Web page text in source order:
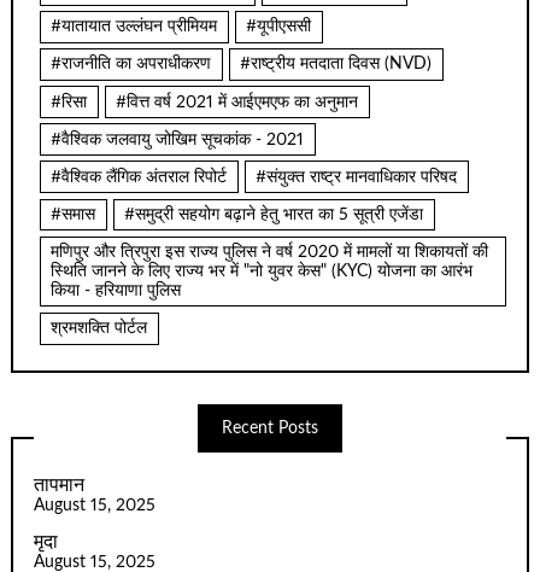
#यातायात उल्लंघन प्रीमियम #यूपीएससी
#राजनीति का अपराधीकरण #राष्ट्रीय मतदाता दिवस (NVD)
#रिसा #वित्त वर्ष 2021 में आईएमएफ का अनुमान
#वैश्विक जलवायु जोखिम सूचकांक - 2021
#वैश्विक लैंगिक अंतराल रिपोर्ट #संयुक्त राष्ट्र मानवाधिकार परिषद
#समास #समुद्री सहयोग बढ़ाने हेतु भारत का 5 सूत्री एजेंडा
मणिपुर और त्रिपुरा इस राज्य पुलिस ने वर्ष 2020 में मामलों या शिकायतों की
स्थिति जानने के लिए राज्य भर में "नो युवर केस" (KYC) योजना का आरंभ
किया - हरियाणा पुलिस
श्रमशक्ति पोर्टल
Recent Posts
तापमान
August 15, 2025
मृदा
August 15, 2025